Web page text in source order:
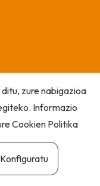
zure nabigazioa
Informazio
Cookien Politika
Konfiguratu